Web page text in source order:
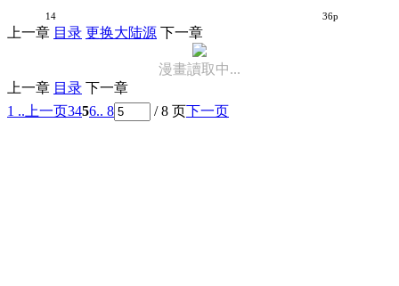
14 36p
上一章 目录 更换大陆源 下一章
漫畫讀取中...
上一章 目录 下一章
1 .. 上一页3456.. 8 / 8 页下一页